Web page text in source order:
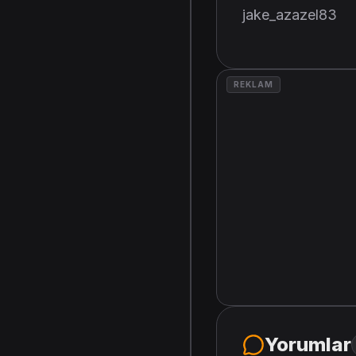
jake_azazel83
REKLAM
Yorumlar